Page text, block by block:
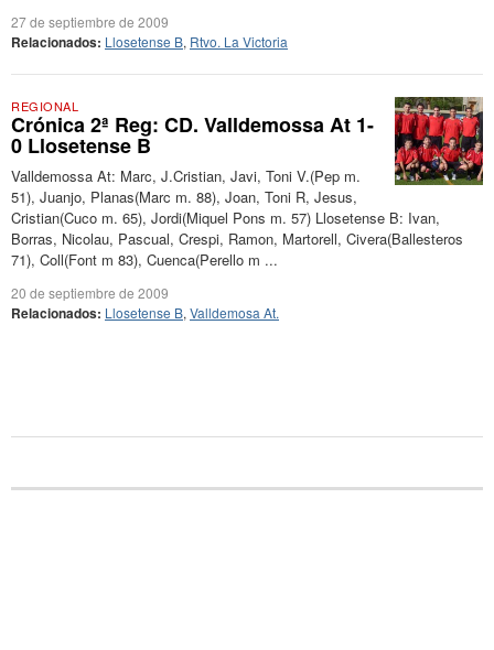
27 de septiembre de 2009
Relacionados: Llosetense B, Rtvo. La Victoria
REGIONAL
Crónica 2ª Reg: CD. Valldemossa At 1-
0 Llosetense B
Valldemossa At: Marc, J.Cristian, Javi, Toni V.(Pep m.
51), Juanjo, Planas(Marc m. 88), Joan, Toni R, Jesus,
Cristian(Cuco m. 65), Jordi(Miquel Pons m. 57) Llosetense B: Ivan,
Borras, Nicolau, Pascual, Crespi, Ramon, Martorell, Civera(Ballesteros
71), Coll(Font m 83), Cuenca(Perello m ...
20 de septiembre de 2009
Relacionados: Llosetense B, Valldemosa At.